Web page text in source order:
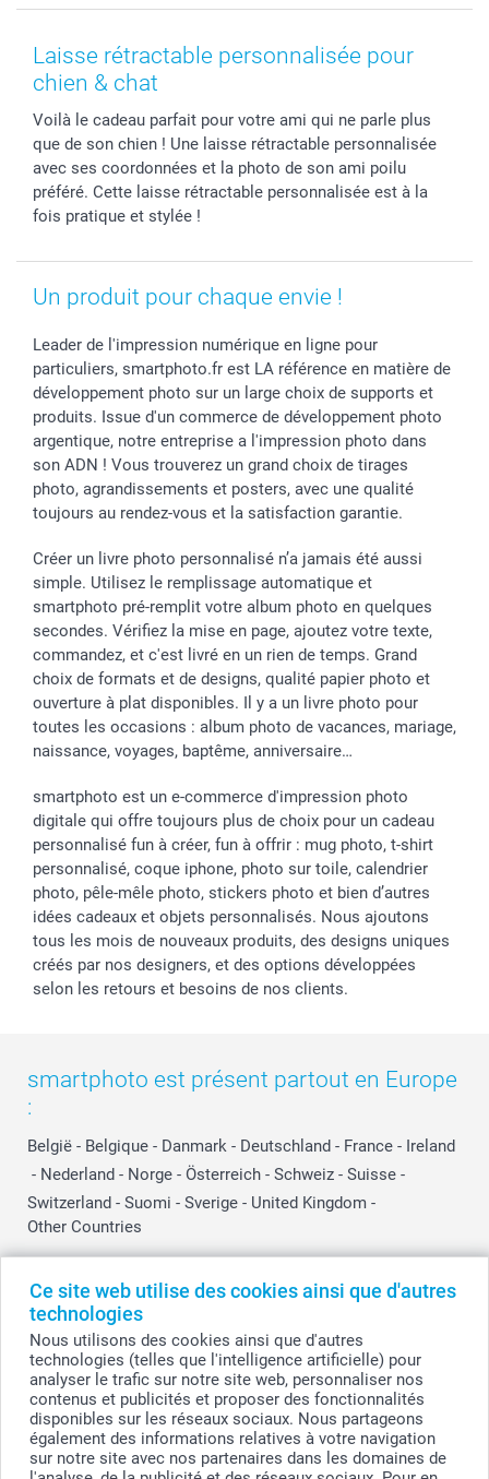
Ce site web utilise des cookies ainsi que d'autres
technologies
Nous utilisons des cookies ainsi que d'autres
technologies (telles que l'intelligence artificielle) pour
analyser le trafic sur notre site web, personnaliser nos
contenus et publicités et proposer des fonctionnalités
disponibles sur les réseaux sociaux. Nous partageons
également des informations relatives à votre navigation
sur notre site avec nos partenaires dans les domaines de
Coques smartphone
Stickers & Etiquettes
Dénicheur d'idées cadeau
Fête des Mères
Fête des Pères
Baptême
Toussaint
Rentrée des classes
Saint-Valentin
Droit de rétraction
Plaintes
Gestion des cookies
Tarifs
Partenariats & Influence
Investisseurs
Aide
smartbonus
Livraison
Modes de paiement
Grandes quantités
Statut de ma commande
Laisse rétractable personnalisée pour
chien & chat
Voilà le cadeau parfait pour votre ami qui ne parle plus
que de son chien ! Une laisse rétractable personnalisée
avec ses coordonnées et la photo de son ami poilu
préféré. Cette laisse rétractable personnalisée est à la
fois pratique et stylée !
Un produit pour chaque envie !
Leader de l'impression numérique en ligne pour
particuliers, smartphoto.fr est LA référence en matière de
développement photo sur un large choix de supports et
produits. Issue d'un commerce de développement photo
argentique, notre entreprise a l'impression photo dans
son ADN ! Vous trouverez un grand choix de tirages
photo, agrandissements et posters, avec une qualité
toujours au rendez-vous et la satisfaction garantie.
Créer un livre photo personnalisé n’a jamais été aussi
simple. Utilisez le remplissage automatique et
smartphoto pré-remplit votre album photo en quelques
secondes. Vérifiez la mise en page, ajoutez votre texte,
commandez, et c'est livré en un rien de temps. Grand
choix de formats et de designs, qualité papier photo et
ouverture à plat disponibles. Il y a un livre photo pour
toutes les occasions : album photo de vacances, mariage,
naissance, voyages, baptême, anniversaire…
smartphoto est un e-commerce d'impression photo
digitale qui offre toujours plus de choix pour un cadeau
personnalisé fun à créer, fun à offrir : mug photo, t-shirt
personnalisé, coque iphone, photo sur toile, calendrier
photo, pêle-mêle photo, stickers photo et bien d’autres
idées cadeaux et objets personnalisés. Nous ajoutons
tous les mois de nouveaux produits, des designs uniques
créés par nos designers, et des options développées
selon les retours et besoins de nos clients.
smartphoto est présent partout en Europe
:
België - Belgique - Danmark - Deutschland - France - Ireland
- Nederland - Norge - Österreich - Schweiz - Suisse -
Switzerland - Suomi - Sverige - United Kingdom -
Other Countries
© smartphoto group. Tous droits réservés
smartphoto group SA.
Siège social : Kwatrechtsteenweg 160, 9230 Wetteren, Belgique
Numéro de TVA BE 0405.706.755
Numéro d'entreprise 0405.706.755.
Coordonnées bancaires: IBAN BE71 2850 2711 5569 - BIC: GEBABEBB
Tous les prix sont en EURO (€), TVA incluse et hors frais de port.